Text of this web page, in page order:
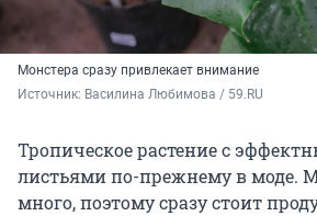
Монстера сразу привлекает внимание
Источник: Василина Любимова / 59.RU
Тропическое растение с
листьями по-прежнему в моде.
много, поэтому сразу стоит